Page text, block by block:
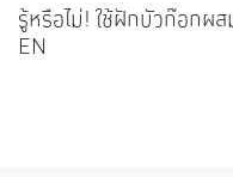
รู้หรือไม่! ใช้ฝักบัวก๊อกผ
EN